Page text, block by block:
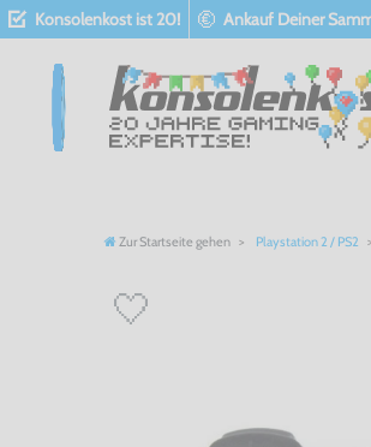
Konsolenkost ist 20! Ankauf Deiner
Zur Startseite gehen Playstation 2 / PS2